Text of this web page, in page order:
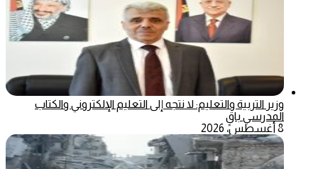
وزير التربية والتعليم: لا نتجه إلى التعليم الإلكتروني والكتاب
المدرسي باقٍ
8 أغسطس، 2026